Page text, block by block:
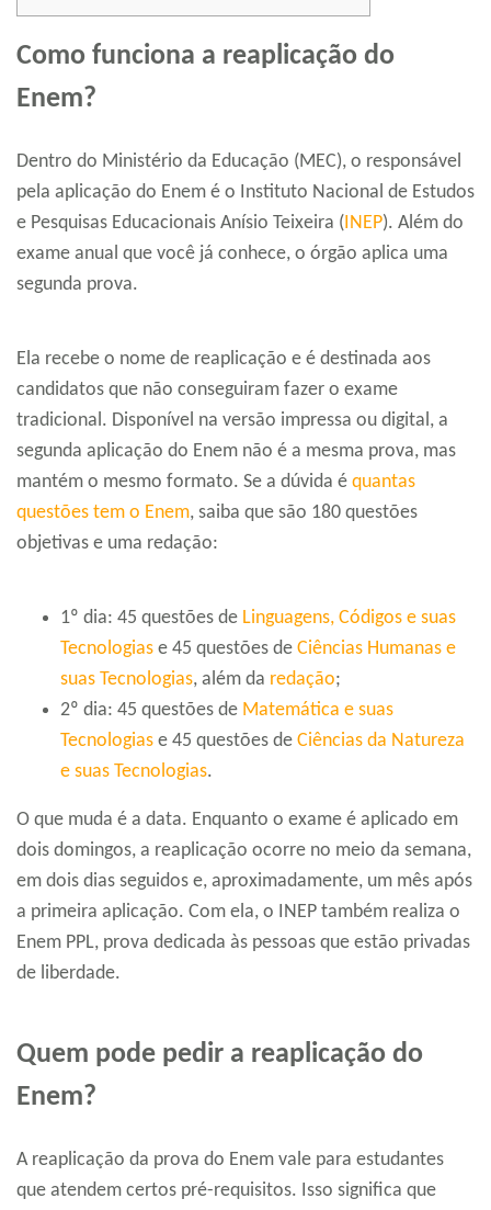
Como funciona a reaplicação do
Enem?
Dentro do Ministério da Educação (MEC), o responsável
pela aplicação do Enem é o Instituto Nacional de Estudos
e Pesquisas Educacionais Anísio Teixeira (INEP). Além do
exame anual que você já conhece, o órgão aplica uma
segunda prova.
Ela recebe o nome de reaplicação e é destinada aos
candidatos que não conseguiram fazer o exame
tradicional. Disponível na versão impressa ou digital, a
segunda aplicação do Enem não é a mesma prova, mas
mantém o mesmo formato. Se a dúvida é quantas
questões tem o Enem, saiba que são 180 questões
objetivas e uma redação:
1º dia: 45 questões de Linguagens, Códigos e suas
Tecnologias e 45 questões de Ciências Humanas e
suas Tecnologias, além da redação;
2º dia: 45 questões de Matemática e suas
Tecnologias e 45 questões de Ciências da Natureza
e suas Tecnologias.
O que muda é a data. Enquanto o exame é aplicado em
dois domingos, a reaplicação ocorre no meio da semana,
em dois dias seguidos e, aproximadamente, um mês após
a primeira aplicação. Com ela, o INEP também realiza o
Enem PPL, prova dedicada às pessoas que estão privadas
de liberdade.
Quem pode pedir a reaplicação do
Enem?
A reaplicação da prova do Enem vale para estudantes
que atendem certos pré-requisitos. Isso significa que